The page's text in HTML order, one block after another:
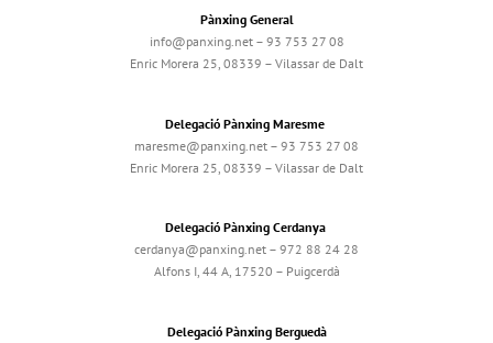
Pànxing General
info@panxing.net – 93 753 27 08
Enric Morera 25, 08339 – Vilassar de Dalt
Delegació Pànxing Maresme
maresme@panxing.net – 93 753 27 08
Enric Morera 25, 08339 – Vilassar de Dalt
Delegació Pànxing Cerdanya
cerdanya@panxing.net – 972 88 24 28
Alfons I, 44 A, 17520 – Puigcerdà
Delegació Pànxing Berguedà